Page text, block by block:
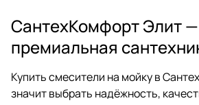
СантехКомфорт Элит —
премиальная
Купить смесители на мойку в
значит выбрать надёжность,